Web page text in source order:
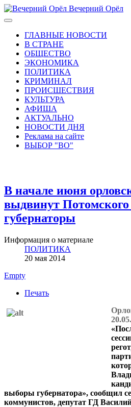
Вечерний Орёл
ГЛАВНЫЕ НОВОСТИ
В СТРАНЕ
ОБЩЕСТВО
ЭКОНОМИКА
ПОЛИТИКА
КРИМИНАЛ
ПРОИСШЕСТВИЯ
КУЛЬТУРА
АФИША
АКТУАЛЬНО
НОВОСТИ ДНЯ
Реклама на сайте
ВЫБОР "ВО"
В начале июня
выдвинут
губернаторы
Информация о материале
ПОЛИТИКА
20 мая 2014
Empty
Печать
выборы губернатора», сообщил
коммунистов, депутат ГД